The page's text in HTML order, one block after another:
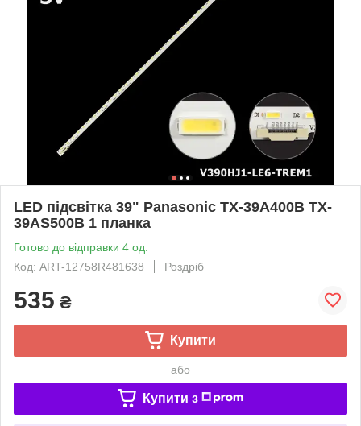
LED підсвітка 39" Panasonic TX-39A400B TX-
39AS500B 1 планка
Готово до відправки 4 од.
Код: ART-12758R481638
Роздріб
535 ₴
Купити
або
Купити з